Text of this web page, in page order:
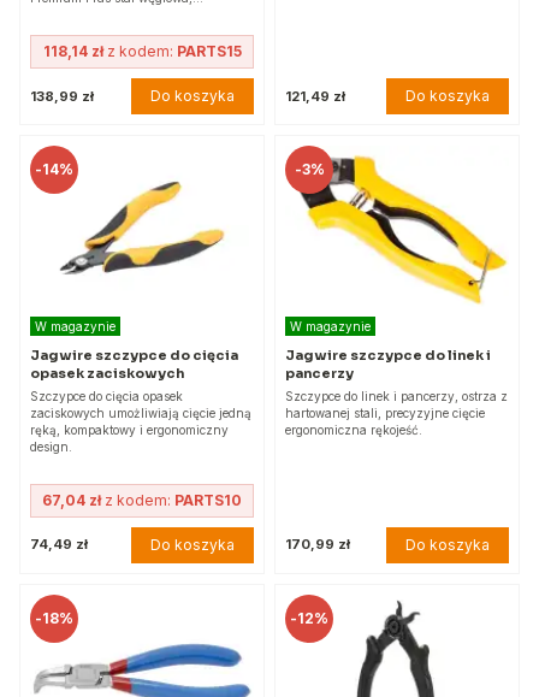
118,14 złz kodem: PARTS15
138,99 zł Do koszyka 121,49 zł Do koszyka
-14%
W magazynie
Jagwire szczypce do cięcia
opasek zaciskowych
Szczypce do cięcia opasek
zaciskowych umożliwiają cięcie jedną
ręką, kompaktowy i ergonomiczny
design.
67,04 złz kodem: PARTS10
74,49 zł Do koszyka
-3%
W magazynie
Jagwire szczypce do linek i
pancerzy
Szczypce do linek i pancerzy, ostrza z
hartowanej stali, precyzyjne cięcie
ergonomiczna rękojeść.
170,99 zł Do koszyka
-18% -12%